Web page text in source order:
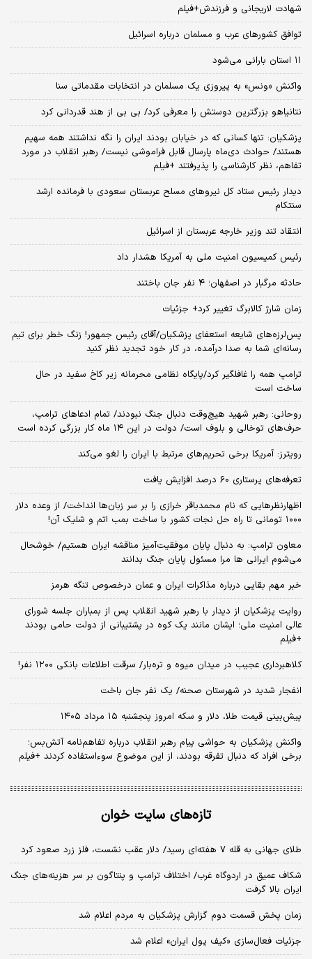
شهادت لاریجانی و فرزندش+فیلم
توافق کشورهای عرب و مسلمان درباره اسرائیل
۱۱ استان بارانی می‌شود
واکنش «ونس» به پیروزی یک مسلمان در انتخابات مقدماتی سنا
نتانیاهو بزرگترین دوستش را معرفی کرد/ بی بی از هند قدردانی کرد
پزشکیان: تنها کسانی که در خیابان بودند ایران را نگه نداشتند همه سهیم
هستند/ حوادث دی‌ماه پارسال قابل فراموشی نیست/ رهبر انقلاب در مورد
تفاهم، نظر کارشناسی را پذیرفتند +فیلم
دیدار رئیس ستاد کل نیروهای مسلح عربستان سعودی با فرمانده ارشد
سنتکام
انتقاد تند وزیر خارجه عربستان از اسرائیل
رئیس کمیسیون امنیت ملی به آمریکا هشدار داد
حادثه مرگبار در اصفهان؛ ۴ نفر جان باختند
زمان شارژ کالابرگ تغییر کرد+ جزئیات
پس‌لرزه‌های شایعه استعفای پزشکیان/آقای رئیس جمهور! زنگ خطر برای تیم
رسانه‌ای شما به صدا درآمده، در کار خود تجدید نظر کنید
ترامپ همه را غافلگیر کرد/پایگاه نظامی محرمانه زیر کاخ سفید در حال
ساخت است
روحانی: رهبر شهید هیچ‌وقت دنبال جنگ نبودند/ تمام ادعاهای ترامپ،
حرف‌های توخالی و بلوف است/ دولت در این ۱۴ ماه کار بزرگی کرده است
رویترز: آمریکا برخی تحریم‌های مرتبط با ایران را لغو می‌کند
تعرفه‌های پرستاری ۶۰ درصد افزایش یافت
اظهارنظرهایی که نام محمدباقر خرازی را بر سر زبان‌ها انداخت/ از وعده دلار
۱۰۰۰ تومانی تا راه حل نجات کشور با ساخت بمب اتم و شلیک آن!
معاون ترامپ: به دنبال پایان موفقیت‌آمیز مناقشه ایران هستیم/ خوشحال
می‌شوم ایرانی ها مرا مسئول پایان جنگ بدانند
خبر مهم بقایی درباره مذاکرات ایران و عمان درخصوص تنگه هرمز
روایت پزشکیان از دیدار با رهبر شهید انقلاب پس از بمباران جلسه شورای
عالی امنیت ملی؛ ایشان مانند یک کوه در پشتیبانی از دولت حامی بودند
+فیلم
کلاهبرداری عجیب در میدان میوه و تره‌بار/ سرقت اطلاعات بانکی ۱۲۰۰ نفر!
انفجار شدید در شهرستان صحنه/ یک نفر جان باخت
پیش‌بینی قیمت طلا، دلار و سکه امروز پنجشنبه ۱۵ مرداد ۱۴۰۵
واکنش پزشکیان به حواشی پیام رهبر انقلاب درباره تفاهم‌نامه آتش‌بس؛
برخی افراد که دنبال تفرقه بودند، از این موضوع سوءاستفاده کردند +فیلم
تازه‌های سایت خوان
طلای جهانی به قله ۷ هفته‌ای رسید/ دلار عقب نشست، فلز زرد صعود کرد
شکاف عمیق در اردوگاه غرب/ اختلاف ترامپ و پنتاگون بر سر هزینه‌های جنگ
ایران بالا گرفت
زمان پخش قسمت دوم گزارش پزشکیان به مردم اعلام شد
جزئیات فعال‌سازی «کیف پول ایران» اعلام شد